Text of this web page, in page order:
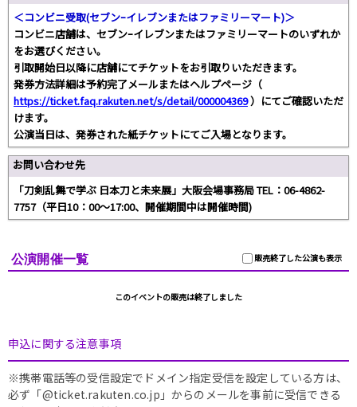
＜コンビニ受取(セブンｰイレブンまたはファミリーマート)＞
コンビニ店舗は、セブンｰイレブンまたはファミリーマートのいずれか
をお選びください。
引取開始日以降に店舗にてチケットをお引取りいただきます。
発券方法詳細は予約完了メールまたはヘルプページ（
https://ticket.faq.rakuten.net/s/detail/000004369）にてご確認いただ
けます。
公演当日は、発券された紙チケットにてご入場となります。
お問い合わせ先
「刀剣乱舞で学ぶ 日本刀と未来展」大阪会場事務局 TEL：06-4862-
7757（平日10：00～17:00、開催期間中は開催時間)
販売終了した公演も表示
公演開催一覧
このイベントの販売は終了しました
申込に関する注意事項
※携帯電話等の受信設定でドメイン指定受信を設定している方は、
必ず「@ticket.rakuten.co.jp」からのメールを事前に受信できる